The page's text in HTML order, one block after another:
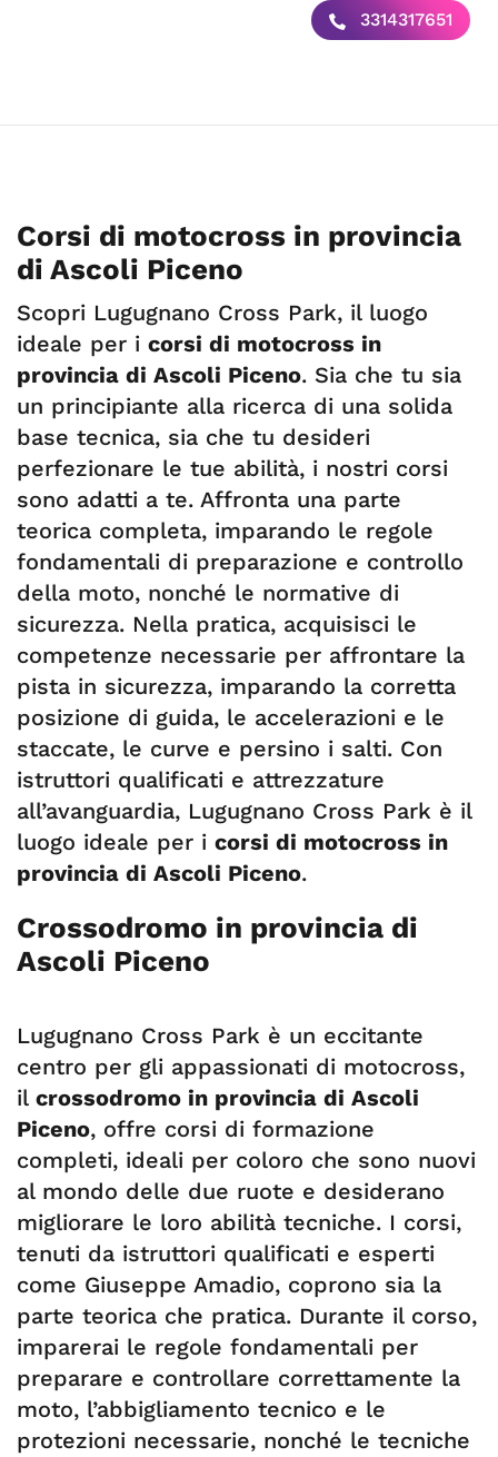
3314317651
Corsi di motocross in provincia
di Ascoli Piceno
Scopri Lugugnano Cross Park, il luogo
ideale per i corsi di motocross in
provincia di Ascoli Piceno. Sia che tu sia
un principiante alla ricerca di una solida
base tecnica, sia che tu desideri
perfezionare le tue abilità, i nostri corsi
sono adatti a te. Affronta una parte
teorica completa, imparando le regole
fondamentali di preparazione e controllo
della moto, nonché le normative di
sicurezza. Nella pratica, acquisisci le
competenze necessarie per affrontare la
pista in sicurezza, imparando la corretta
posizione di guida, le accelerazioni e le
staccate, le curve e persino i salti. Con
istruttori qualificati e attrezzature
all’avanguardia, Lugugnano Cross Park è il
luogo ideale per i corsi di motocross in
provincia di Ascoli Piceno.
Crossodromo in provincia di
Ascoli Piceno
Lugugnano Cross Park è un eccitante
centro per gli appassionati di motocross,
il crossodromo in provincia di Ascoli
Piceno, offre corsi di formazione
completi, ideali per coloro che sono nuovi
al mondo delle due ruote e desiderano
migliorare le loro abilità tecniche. I corsi,
tenuti da istruttori qualificati e esperti
come Giuseppe Amadio, coprono sia la
parte teorica che pratica. Durante il corso,
imparerai le regole fondamentali per
preparare e controllare correttamente la
moto, l’abbigliamento tecnico e le
protezioni necessarie, nonché le tecniche